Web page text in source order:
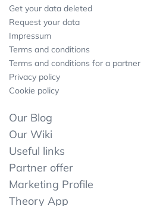
Get your data deleted
Request your data
Impressum
Terms and conditions
Terms and conditions for a partner
Privacy policy
Cookie policy
Our Blog
Our Wiki
Useful links
Partner offer
Marketing Profile
Theory App